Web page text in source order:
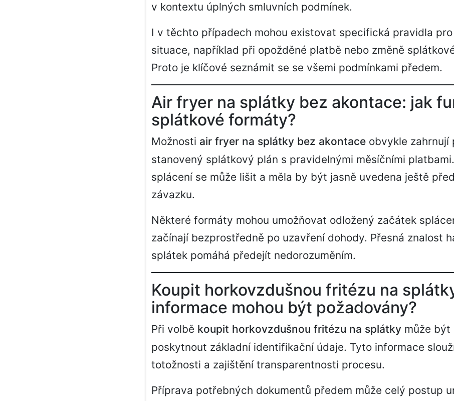
v kontextu úplných smluvních podmínek.
I v těchto případech mohou existovat specifická pravidla
situace, například při opožděné platbě nebo změně
Proto je klíčové seznámit se se všemi podmínkami předem.
Air fryer na splátky bez akontace: jak
splátkové formáty?
Možnosti air fryer na splátky bez akontace obvykle zahrnují
stanovený splátkový plán s pravidelnými měsíčními
splácení se může lišit a měla by být jasně uvedena ještě
závazku.
Některé formáty mohou umožňovat odložený začátek
začínají bezprostředně po uzavření dohody. Přesná znalost
splátek pomáhá předejít nedorozuměním.
Koupit horkovzdušnou fritézu na
informace mohou být požadovány?
Při volbě koupit horkovzdušnou fritézu na splátky může být
poskytnout základní identifikační údaje. Tyto informace
totožnosti a zajištění transparentnosti procesu.
Příprava potřebných dokumentů předem může celý postup